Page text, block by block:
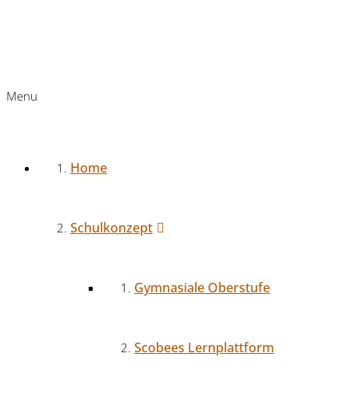
Menu
Home
Schulkonzept
Gymnasiale Oberstufe
Scobees Lernplattform